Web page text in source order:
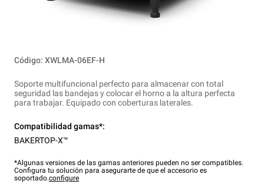
Código: XWLMA-06EF-H
Soporte multifuncional perfecto para almacenar con total
seguridad las bandejas y colocar el horno a la altura perfecta
para trabajar. Equipado con coberturas laterales.
Compatibilidad gamas*:
BAKERTOP-X™
*Algunas versiones de las gamas anteriores pueden no ser compatibles.
Configura tu solución para asegurarte de que el accesorio es
soportado.configure